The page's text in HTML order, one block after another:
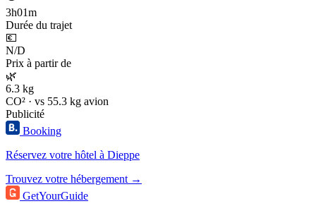
3h01m
Durée du trajet
💶
N/D
Prix à partir de
🌿
6.3 kg
CO² · vs 55.3 kg avion
Publicité
Booking
Réservez votre hôtel à Dieppe
Trouvez votre hébergement →
GetYourGuide